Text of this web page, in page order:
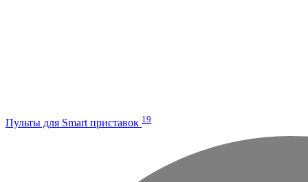
Пульты для Smart приставок 19